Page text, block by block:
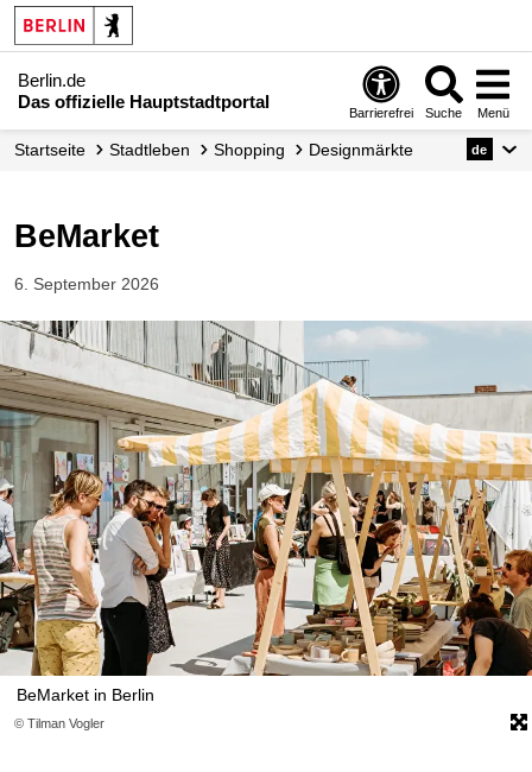
Berlin.de
Das offizielle Hauptstadtportal
Barrierefrei Suche Menü
Startseite Stadtleben Shopping Designmärkte de
BeMarket
6. September 2026
© Tilman Vogler
BeMarket in Berlin